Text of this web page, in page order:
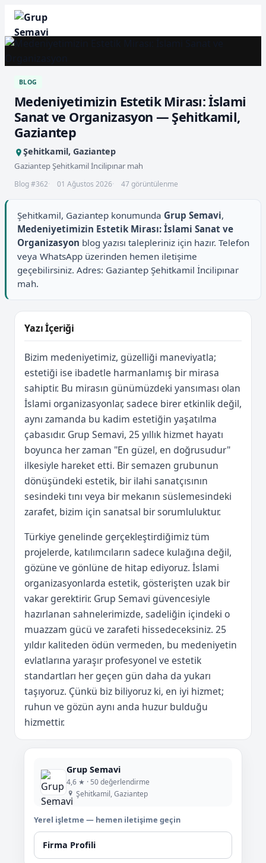
BLOG
Medeniyetimizin Estetik Mirası: İslami
Sanat ve Organizasyon — Şehitkamil,
Gaziantep
Şehitkamil, Gaziantep
Gaziantep Şehitkamil İncilipınar mah
Blog #362 01 Ağustos 2026 47 görüntülenme
Şehitkamil, Gaziantep konumunda Grup Semavi,
Medeniyetimizin Estetik Mirası: İslami Sanat ve
Organizasyon blog yazısı talepleriniz için hazır. Telefon
veya WhatsApp üzerinden hemen iletişime
geçebilirsiniz. Adres: Gaziantep Şehitkamil İncilipınar
mah.
Yazı İçeriği
Bizim medeniyetimiz, güzelliği maneviyatla;
estetiği ise ibadetle harmanlamış bir mirasa
sahiptir. Bu mirasın günümüzdeki yansıması olan
İslami organizasyonlar, sadece birer etkinlik değil,
aynı zamanda bu kadim estetiğin yaşatılma
çabasıdır. Grup Semavi, 25 yıllık hizmet hayatı
boyunca her zaman "En güzel, en doğrusudur"
ilkesiyle hareket etti. Bir semazen grubunun
dönüşündeki estetik, bir ilahi sanatçısının
sesindeki tını veya bir mekanın süslemesindeki
zarafet, bizim için sanatsal bir sorumluluktur.
Türkiye genelinde gerçekleştirdiğimiz tüm
projelerde, katılımcıların sadece kulağına değil,
gözüne ve gönlüne de hitap ediyoruz. İslami
organizasyonlarda estetik, gösterişten uzak bir
vakar gerektirir. Grup Semavi güvencesiyle
hazırlanan sahnelerimizde, sadeliğin içindeki o
muazzam gücü ve zarafeti hissedeceksiniz. 25
yıldır kaliteden ödün vermeden, bu medeniyetin
evlatlarına yaraşır profesyonel ve estetik
standartları her geçen gün daha da yukarı
taşıyoruz. Çünkü biz biliyoruz ki, en iyi hizmet;
ruhun ve gözün aynı anda huzur bulduğu
hizmettir.
Grup Semavi
4,6 ★ · 50 değerlendirme
Şehitkamil, Gaziantep
Yerel işletme — hemen iletişime geçin
Firma Profili